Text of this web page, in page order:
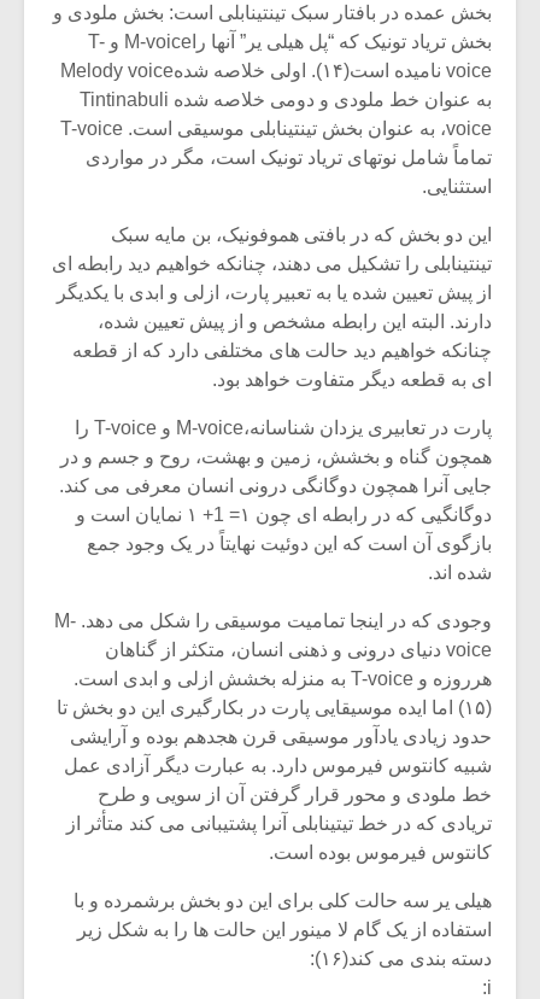
بخش عمده در بافتار سبک تینتینابلی است: بخش ملودی و
بخش تریاد تونیک که “پل هیلی یر” آنها راM-voice و T-
voice نامیده است(۱۴). اولی خلاصه شدهMelody voice
به عنوان خط ملودی و دومی خلاصه شده Tintinabuli
voice، به عنوان بخش تینتینابلی موسیقی است. T-voice
تماماً شامل نوتهای تریاد تونیک است، مگر در مواردی
استثنایی.
این دو بخش که در بافتی هموفونیک، بن مایه سبک
تینتینابلی را تشکیل می دهند، چنانکه خواهیم دید رابطه ای
از پیش تعیین شده یا به تعبیر پارت، ازلی و ابدی با یکدیگر
دارند. البته این رابطه مشخص و از پیش تعیین شده،
چنانکه خواهیم دید حالت های مختلفی دارد که از قطعه
ای به قطعه دیگر متفاوت خواهد بود.
پارت در تعابیری یزدان شناسانه،M-voice و T-voice را
همچون گناه و بخشش، زمین و بهشت، روح و جسم و در
جایی آنرا همچون دوگانگی درونی انسان معرفی می کند.
دوگانگیی که در رابطه ای چون ۱= 1+ ۱ نمایان است و
بازگوی آن است که این دوئیت نهایتاً در یک وجود جمع
شده اند.
وجودی که در اینجا تمامیت موسیقی را شکل می دهد. M-
voice دنیای درونی و ذهنی انسان، متکثر از گناهان
هرروزه و T-voice به منزله بخشش ازلی و ابدی است.
(۱۵) اما ایده موسیقایی پارت در بکارگیری این دو بخش تا
حدود زیادی یادآور موسیقی قرن هجدهم بوده و آرایشی
شبیه کانتوس فیرموس دارد. به عبارت دیگر آزادی عمل
خط ملودی و محور قرار گرفتن آن از سویی و طرح
تریادی که در خط تیتینابلی آنرا پشتیبانی می کند متأثر از
کانتوس فیرموس بوده است.
هیلی یر سه حالت کلی برای این دو بخش برشمرده و با
استفاده از یک گام لا مینور این حالت ها را به شکل زیر
دسته بندی می کند(۱۶):
i:
یادداشتی بر موسیقی
متن فیلم «متری
اگر نمی توانی
موسیقی